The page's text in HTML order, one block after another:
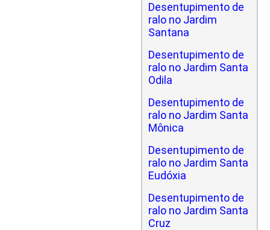
Desentupimento de
ralo no Jardim
Santana
Desentupimento de
ralo no Jardim Santa
Odila
Desentupimento de
ralo no Jardim Santa
Mônica
Desentupimento de
ralo no Jardim Santa
Eudóxia
Desentupimento de
ralo no Jardim Santa
Cruz